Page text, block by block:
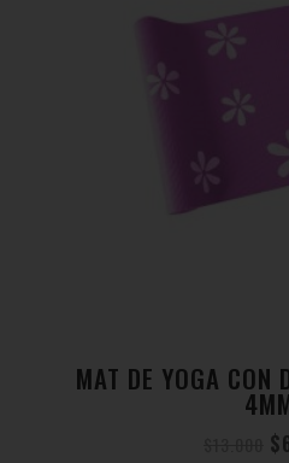
MAT DE YOGA CON
$